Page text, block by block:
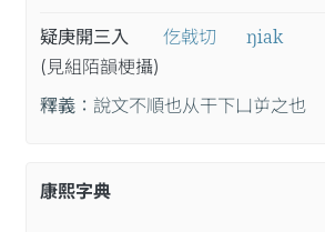
疑庚開三入
(見組陌韻梗攝)
仡㦸切 ŋiak
釋義： 說文不順也从干下凵屰之也
康熙字典